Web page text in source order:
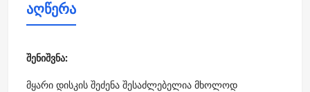
აღწერა
შენიშვნა:
მყარი დისკის შეძენა შესაძლებელია მხოლოდ